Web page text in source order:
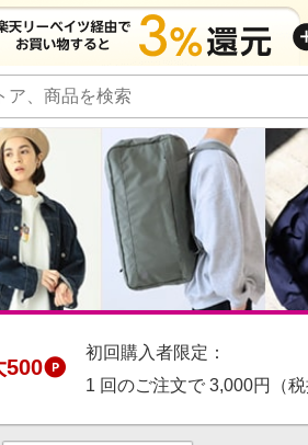
ショッピング
500
初回購入者限定：
1 回のご注文で 3,000円（